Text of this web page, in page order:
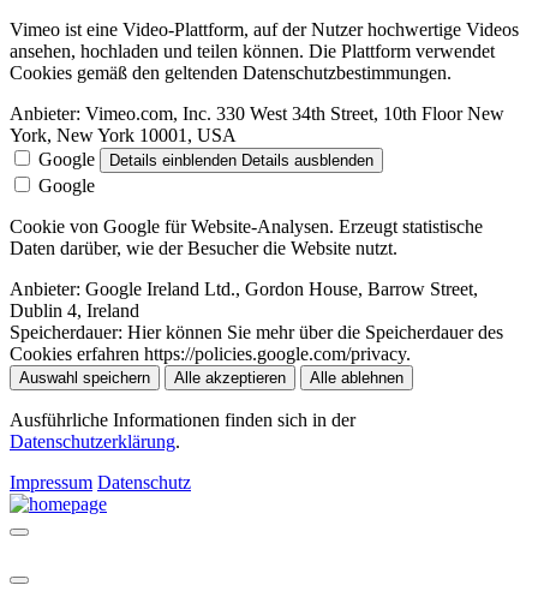
Vimeo ist eine Video-Plattform, auf der Nutzer hochwertige Videos
ansehen, hochladen und teilen können. Die Plattform verwendet
Cookies gemäß den geltenden Datenschutzbestimmungen.
Anbieter: Vimeo.com, Inc. 330 West 34th Street, 10th Floor New
York, New York 10001, USA
Google
Details einblenden Details ausblenden
Google
Cookie von Google für Website-Analysen. Erzeugt statistische
Daten darüber, wie der Besucher die Website nutzt.
Anbieter: Google Ireland Ltd., Gordon House, Barrow Street,
Dublin 4, Ireland
Speicherdauer: Hier können Sie mehr über die Speicherdauer des
Cookies erfahren https://policies.google.com/privacy.
Auswahl speichern Alle akzeptieren Alle ablehnen
Ausführliche Informationen finden sich in der
Datenschutzerklärung.
Impressum Datenschutz